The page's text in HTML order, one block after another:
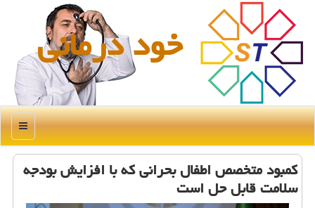
خود درمانی
منو
کمبود متخصص اطفال بحرانی که با افزایش بودجه
سلامت قابل حل است